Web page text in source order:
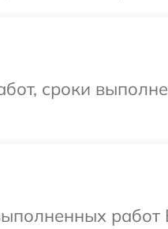
сроки